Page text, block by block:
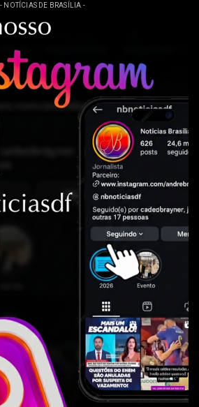
- NOTÍCIAS DE BRASÍLIA -